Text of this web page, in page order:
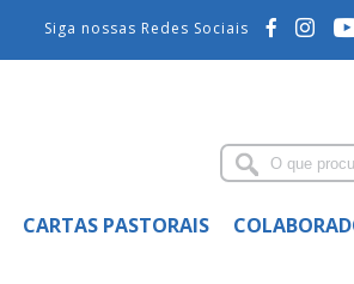
Siga nossas Redes Sociais
CARTAS PASTORAIS